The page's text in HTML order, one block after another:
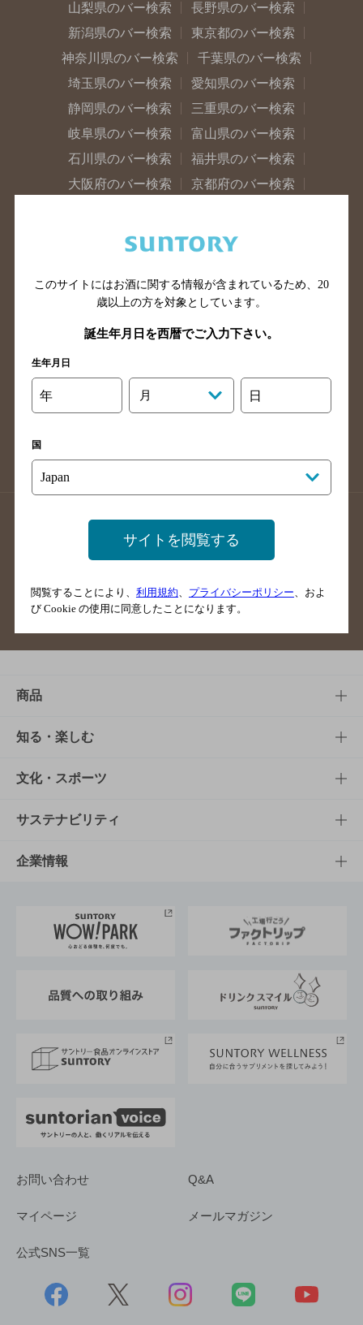
山梨県のバー検索
長野県のバー検索
新潟県のバー検索
東京都のバー検索
神奈川県のバー検索
千葉県のバー検索
埼玉県のバー検索
愛知県のバー検索
静岡県のバー検索
三重県のバー検索
岐阜県のバー検索
富山県のバー検索
石川県のバー検索
福井県のバー検索
大阪府のバー検索
京都府のバー検索
滋賀県のバー検索
和歌山県のバー検索
山口県のバー検索
鳥取県のバー検索
島根県のバー検索
徳島県のバー検索
香川県のバー検索
愛媛県のバー検索
高知県のバー検索
長崎県のバー検索
佐賀県のバー検索
大分県のバー検索
熊本県のバー検索
沖縄県のバー検索
店舗登録方法のご案内
店舗情報更新方法のご案内
掲載店舗様ログイン
ご意見・ご感想
商品
商品TOP
商品一覧
商品発売情報
栄養成分一覧
知る・楽しむ
知る・楽しむTOP
キャンペーン
工場見学
地域情報
文化・スポーツ
文化・スポーツTOP
サントリーホール
サントリーサンバーズ大阪
サステナビリティ
サステナビリティTOP
サントリーが考えるサステナビリティ経営
企業情報
企業概要
採用情報
お問い合わせ Q&A
マイページ メールマガジン
公式SNS一覧
このサイトにはお酒に関する情報が含まれているため、 20
歳以上の方を対象としています。
誕生年月日を西暦でご入力下さい。
生年月日
年 月 日
国
サイトを閲覧する
閲覧することにより、 利用規約 プライバシーポリシー 、およ
び Cookie の使用に同意したことになります。